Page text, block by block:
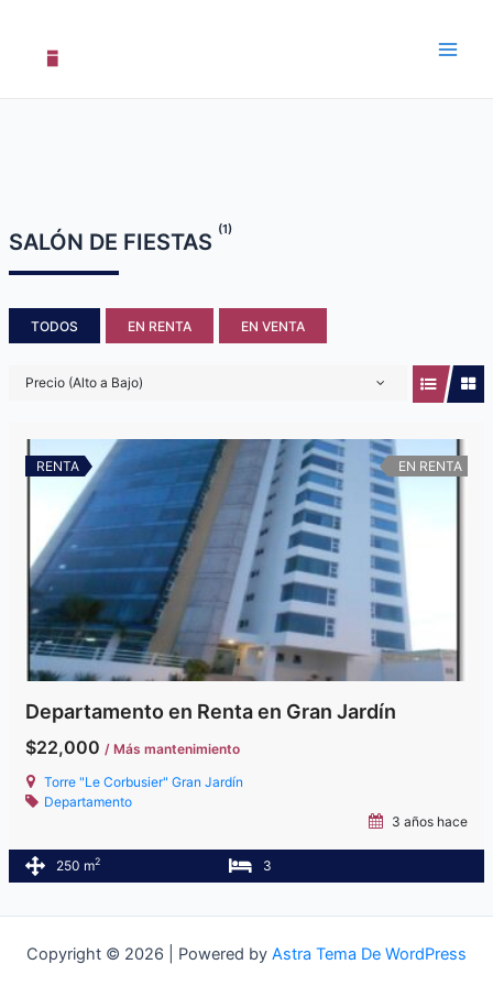
contenido
SALÓN DE FIESTAS (1)
TODOS EN RENTA EN VENTA
Precio (Alto a Bajo)
RENTA EN RENTA
Departamento en Renta en Gran Jardín
$22,000 / Más mantenimiento
Torre "Le Corbusier" Gran Jardín
Departamento
3 años hace
250 m2 3
Copyright © 2026 | Powered by Astra Tema De WordPress